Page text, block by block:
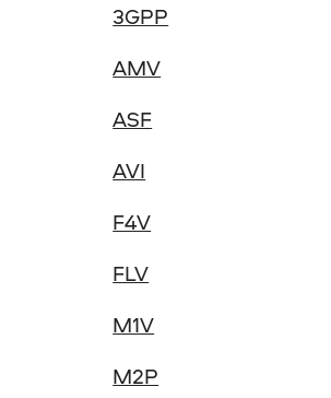
3GPP
AMV
ASF
AVI
F4V
FLV
M1V
M2P